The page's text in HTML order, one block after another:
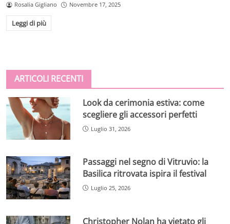
Rosalia Gigliano Novembre 17, 2025
Leggi di più
ARTICOLI RECENTI
Look da cerimonia estiva: come
scegliere gli accessori perfetti
Luglio 31, 2026
Passaggi nel segno di Vitruvio: la
Basilica ritrovata ispira il festival
Luglio 25, 2026
Christopher Nolan ha vietato gli